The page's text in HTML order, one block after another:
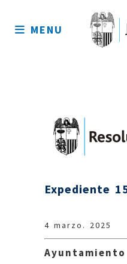
sitio
MENU
Expediente
4 marzo. 2025